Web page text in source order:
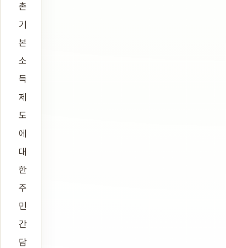
촌
기
본
소
득
제
도
에
대
한
주
민
간
담